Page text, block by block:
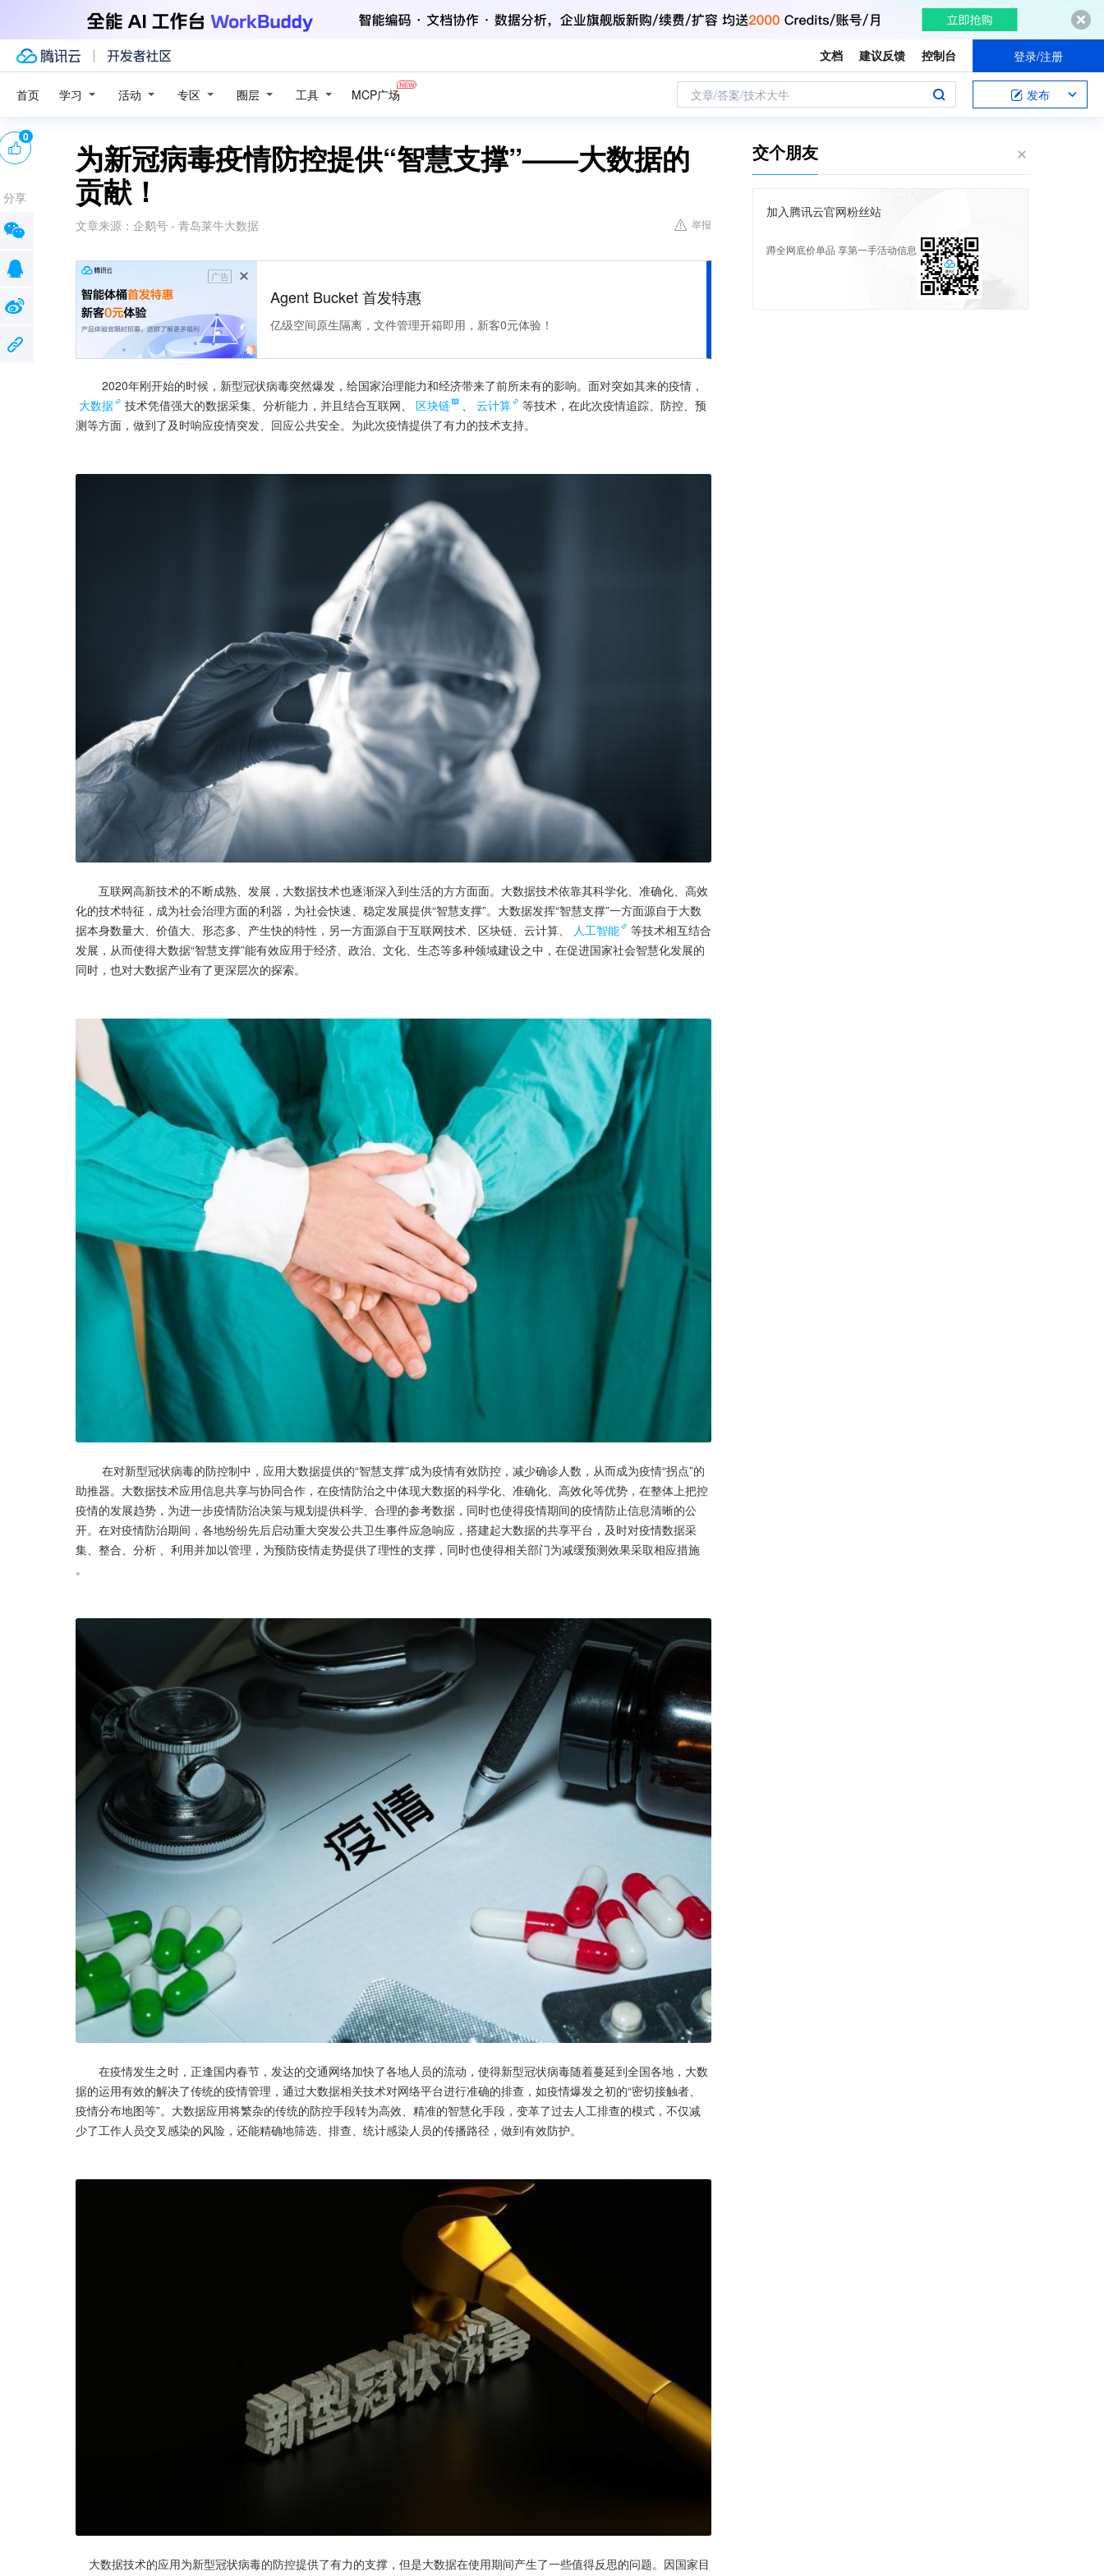
文档 建议反馈 控制台 登录/注册
首页 学习 活动 专区 圈层 工具 MCP广场 文章/答案/技术大牛 发布
为新冠病毒疫情防控提供“智慧支撑”——大数据的
贡献！
文章来源： 企鹅号 - 青岛莱牛大数据 举报
广告
Agent Bucket 首发特惠
亿级空间原生隔离，文件管理开箱即用，新客0元体验！
2020年刚开始的时候，新型冠状病毒突然爆发，给国家治理能力和经济带来了前所未有的影响。面对突如其来的疫情，
大数据
技术凭借强大的数据采集、分析能力，并且结合互联网、 区块链 、 云计算
等技术，在此次疫情追踪、防控、预
测等方面，做到了及时响应疫情突发、回应公共安全。为此次疫情提供了有力的技术支持。
化的技术特征，成为社会治理方面的利器，为社会快速、稳定发展提供“智慧支撑”。大数据发挥“智慧支撑”一方面源自于大数
据本身数量大、价值大、形态多、产生快的特性，另一方面源自于互联网技术、区块链、云计算、
人工智能
等技术相互结合
发展，从而使得大数据“智慧支撑”能有效应用于经济、政治、文化、生态等多种领域建设之中，在促进国家社会智慧化发展的
同时，也对大数据产业有了更深层次的探索。
助推器。大数据技术应用信息共享与协同合作，在疫情防治之中体现大数据的科学化、准确化、高效化等优势，在整体上把控
疫情的发展趋势，为进一步疫情防治决策与规划提供科学、合理的参考数据，同时也使得疫情期间的疫情防止信息清晰的公
开。在对疫情防治期间，各地纷纷先后启动重大突发公共卫生事件应急响应，搭建起大数据的共享平台，及时对疫情数据采
集、整合、分析 、利用并加以管理，为预防疫情走势提供了理性的支撑，同时也使得相关部门为减缓预测效果采取相应措施
。
据的运用有效的解决了传统的疫情管理，通过大数据相关技术对网络平台进行准确的排查，如疫情爆发之初的“密切接触者、
疫情分布地图等”。大数据应用将繁杂的传统的防控手段转为高效、精准的智慧化手段，变革了过去人工排查的模式，不仅减
少了工作人员交叉感染的风险，还能精确地筛选、排查、统计感染人员的传播路径，做到有效防护。
0
分享
交个朋友
加入腾讯云官网粉丝站
蹲全网底价单品 享第一手活动信息